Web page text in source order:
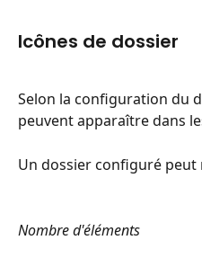
Icônes de dossier
Selon la configuration du
peuvent apparaître dans
Un dossier configuré peut
Nombre d'éléments